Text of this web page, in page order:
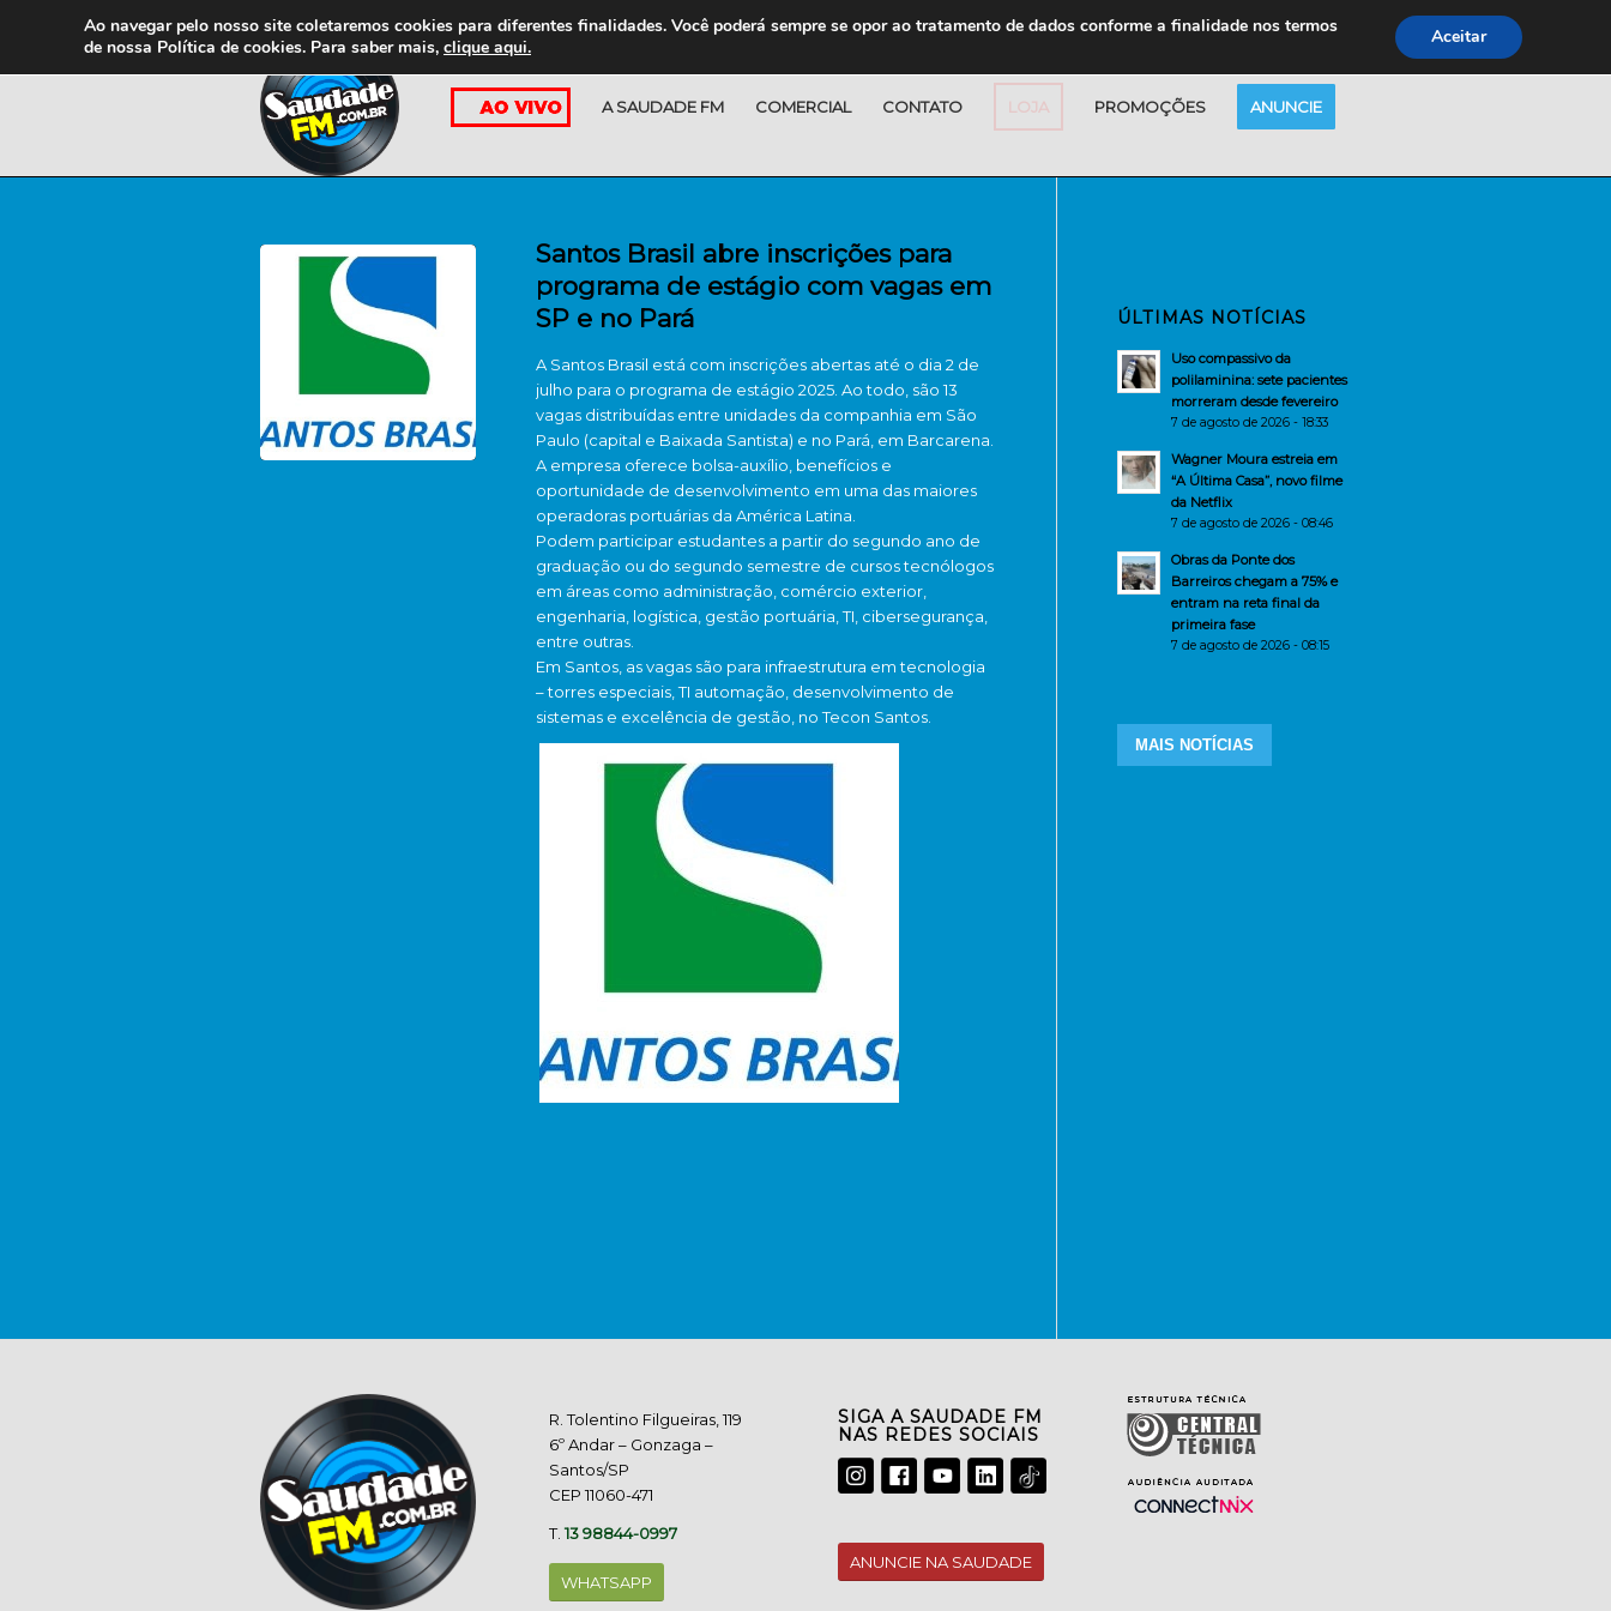
A SAUDADE FM COMERCIAL CONTATO LOJA PROMOÇÕES ANUNCIE
Santos Brasil abre inscrições para
programa de estágio com vagas em
SP e no Pará
A Santos Brasil está com inscrições abertas até o dia 2 de
julho para o programa de estágio 2025. Ao todo, são 13
vagas distribuídas entre unidades da companhia em São
Paulo (capital e Baixada Santista) e no Pará, em Barcarena.
A empresa oferece bolsa-auxílio, benefícios e
oportunidade de desenvolvimento em uma das maiores
operadoras portuárias da América Latina.
Podem participar estudantes a partir do segundo ano de
graduação ou do segundo semestre de cursos tecnólogos
em áreas como administração, comércio exterior,
engenharia, logística, gestão portuária, TI, cibersegurança,
entre outras.
Em Santos, as vagas são para infraestrutura em tecnologia
– torres especiais, TI automação, desenvolvimento de
sistemas e excelência de gestão, no Tecon Santos.
ÚLTIMAS NOTÍCIAS
Uso compassivo da
polilaminina: sete pacientes
morreram desde fevereiro
7 de agosto de 2026 - 18:33
Wagner Moura estreia em
“A Última Casa”, novo filme
da Netflix
7 de agosto de 2026 - 08:46
Obras da Ponte dos
Barreiros chegam a 75% e
entram na reta final da
primeira fase
7 de agosto de 2026 - 08:15
MAIS NOTÍCIAS
R. Tolentino Filgueiras, 119
6º Andar – Gonzaga –
Santos/SP
CEP 11060-471
T.13 98844-0997
WHATSAPP
SIGA A SAUDADE FM
NAS REDES SOCIAIS
ANUNCIE NA SAUDADE
Ao navegar pelo nosso site coletaremos cookies para diferentes finalidades. Você poderá sempre se opor ao tratamento de dados conforme a finalidade nos termos
de nossa Política de cookies. Para saber mais, clique aqui. Aceitar